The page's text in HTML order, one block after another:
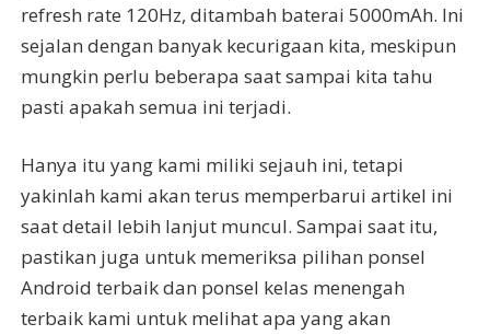
refresh rate 120Hz, ditambah baterai 5000mAh. Ini
sejalan dengan banyak kecurigaan kita, meskipun
mungkin perlu beberapa saat sampai kita tahu
pasti apakah semua ini terjadi.
Hanya itu yang kami miliki sejauh ini, tetapi
yakinlah kami akan terus memperbarui artikel ini
saat detail lebih lanjut muncul. Sampai saat itu,
pastikan juga untuk memeriksa pilihan ponsel
Android terbaik dan ponsel kelas menengah
terbaik kami untuk melihat apa yang akan